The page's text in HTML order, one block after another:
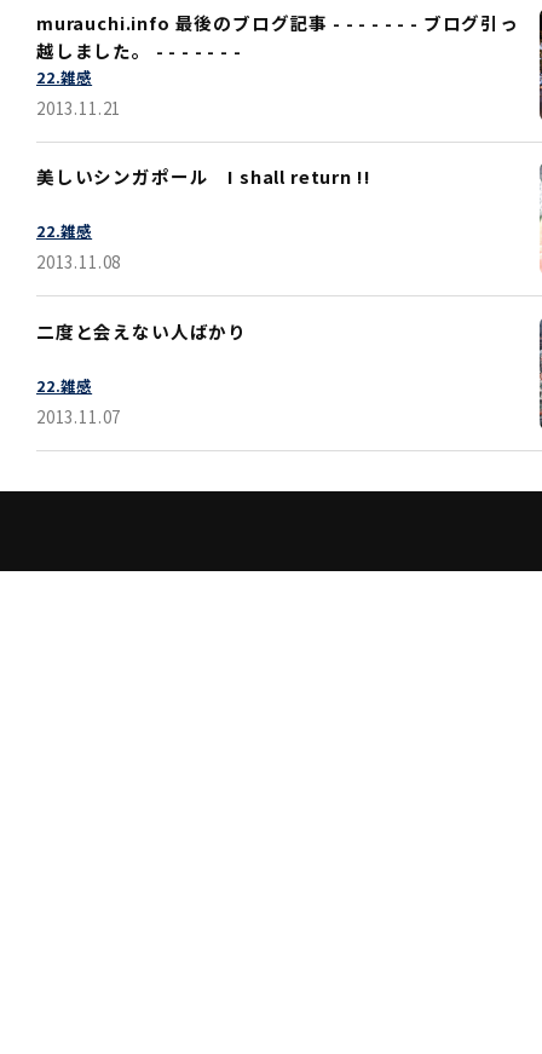
murauchi.info 最後のブログ記事 - - - - - - - ブログ引っ
越しました。 - - - - - - -
22.雑感
2013.11.21
美しいシンガポール I shall return !!
22.雑感
2013.11.08
二度と会えない人ばかり
22.雑感
2013.11.07